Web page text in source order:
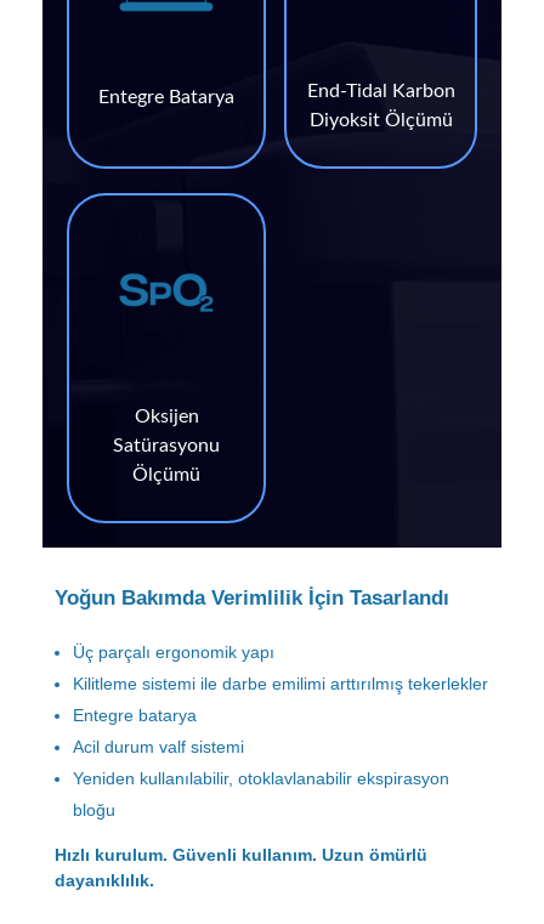
Entegre Batarya
End-Tidal Karbon
Diyoksit Ölçümü
Oksijen
Satürasyonu
Ölçümü
Yoğun Bakımda Verimlilik İçin Tasarlandı
Üç parçalı ergonomik yapı
Kilitleme sistemi ile darbe emilimi arttırılmış tekerlekler
Entegre batarya
Acil durum valf sistemi
Yeniden kullanılabilir, otoklavlanabilir ekspirasyon
bloğu
Hızlı kurulum. Güvenli kullanım. Uzun ömürlü
dayanıklılık.